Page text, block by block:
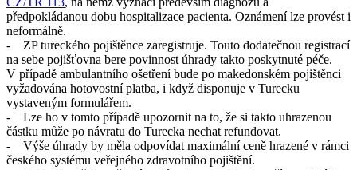
předpokládanou dobu hospitalizace pacienta. Oznámení lze provést i
neformálně.
- ZP tureckého pojištěnce zaregistruje. Touto dodatečnou registrací
na sebe pojišťovna bere povinnost úhrady takto poskytnuté péče.
V případě ambulantního ošetření bude po makedonském pojištěnci
vyžadována hotovostní platba, i když disponuje v Turecku
vystaveným formulářem.
- Lze ho v tomto případě upozornit na to, že si takto uhrazenou
částku může po návratu do Turecka nechat refundovat.
- Výše úhrady by měla odpovídat maximální ceně hrazené v rámci
českého systému veřejného zdravotního pojištění.